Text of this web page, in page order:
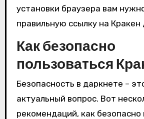
установки браузера вам
правильную ссылку на Кракен
Как безопасно
пользоваться
Безопасность в даркнете –
актуальный вопрос. Вот
рекомендаций, как безопасно